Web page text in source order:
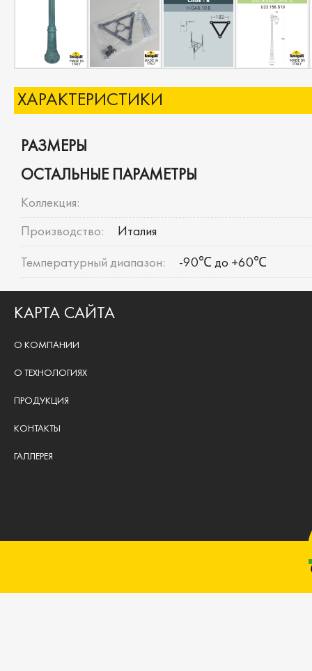
ХАРАКТЕРИСТИКИ
РАЗМЕРЫ
ОСТАЛЬНЫЕ ПАРАМЕТРЫ
Коллекция:
Производство: Италия
Температурный диапазон: -90℃ до +60℃
КАРТА САЙТА
О КОМПАНИИ
О ТЕХНОЛОГИЯХ
ПРОДУКЦИЯ
КОНТАКТЫ
ГАЛЛЕРЕЯ